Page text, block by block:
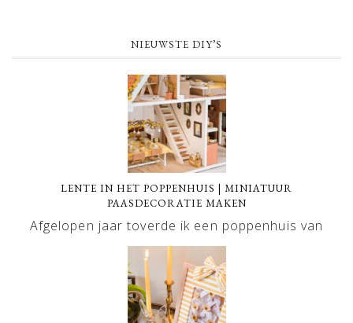
NIEUWSTE DIY’S
LENTE IN HET POPPENHUIS | MINIATUUR
PAASDECORATIE MAKEN
Afgelopen jaar toverde ik een poppenhuis van